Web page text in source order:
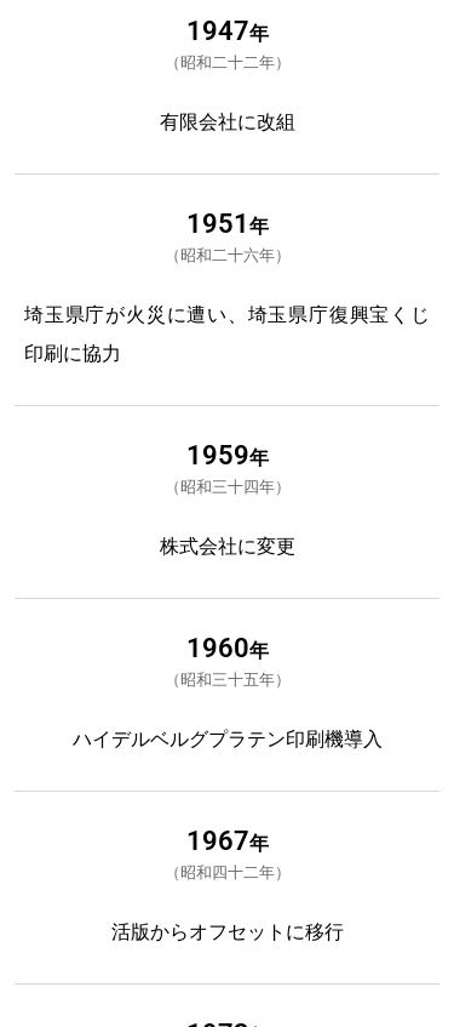
1947年
昭和二十二年
有限会社に改組
1951 年
昭和二十六年
埼玉県庁が火災に遭い、埼玉県庁復興宝くじ
印刷に協力
1959年
昭和三十四年
株式会社に変更
1960年
昭和三十五年
ハイデルベルグプラテン印刷機導入
1967年
昭和四十二年
活版からオフセットに移行